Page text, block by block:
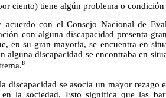
ciento) tiene algún problema o condición
acuerdo con el Consejo Nacional de
con alguna discapacidad presenta
en su gran mayoría, se encuentra en
alguna discapacidad se encontraba en
8
discapacidad se asocia un mayor rezago
la sociedad. Esto significa que las